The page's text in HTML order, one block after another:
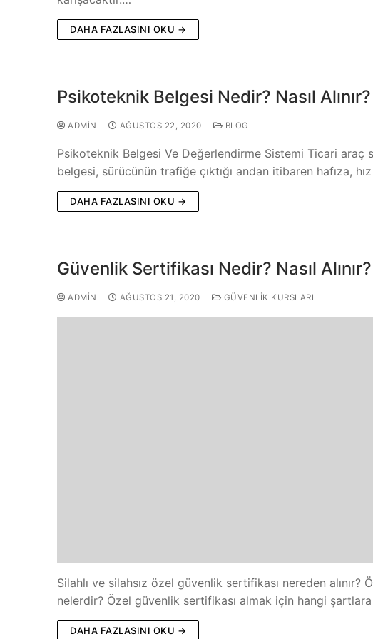
DAHA FAZLASINI OKU →
Psikoteknik Belgesi Nedir? Nasıl Alınır?
ADMIN AĞUSTOS 22, 2020 BLOG
Psikoteknik Belgesi Ve Değerlendirme Sistemi Ticari
belgesi, sürücünün trafiğe çıktığı andan itibaren hafıza,
DAHA FAZLASINI OKU →
Güvenlik Sertifikası Nedir? Nasıl Alınır?
ADMIN AĞUSTOS 21, 2020 GÜVENLIK KURSLARI
Silahlı ve silahsız özel güvenlik sertifikası nereden
nelerdir? Özel güvenlik sertifikası almak için hangi
DAHA FAZLASINI OKU →